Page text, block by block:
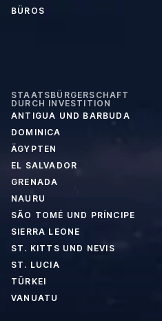
BÜROS
STAATSBÜRGERSCHAFT
DURCH INVESTITION
ANTIGUA UND BARBUDA
DOMINICA
ÄGYPTEN
EL SALVADOR
GRENADA
NAURU
SÃO TOMÉ UND PRÍNCIPE
SIERRA LEONE
ST. KITTS UND NEVIS
ST. LUCIA
TÜRKEI
VANUATU